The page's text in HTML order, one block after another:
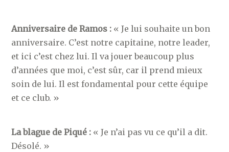
Anniversaire de Ramos : « Je lui souhaite un bon
anniversaire. C’est notre capitaine, notre leader,
et ici c’est chez lui. Il va jouer beaucoup plus
d’années que moi, c’est sûr, car il prend mieux
soin de lui. Il est fondamental pour cette équipe
et ce club. »
La blague de Piqué : « Je n’ai pas vu ce qu’il a dit.
Désolé. »